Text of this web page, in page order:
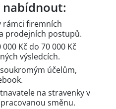
nabídnout:
rámci firemních
prodejních postupů.
Kč do 70 000 Kč
výsledcích.
účelům,
na stravenky v
směnu.